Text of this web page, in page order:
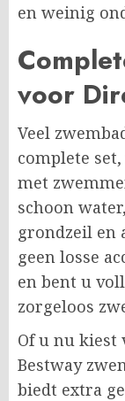
en weinig
voor
Veel
complete
met
schoon
grondzeil en
geen losse
en bent u
zorgeloos
Of u nu kiest
Bestway
biedt extra